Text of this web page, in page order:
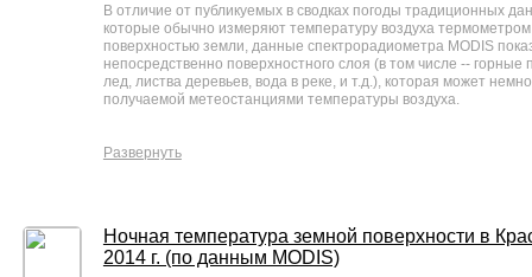
В отличие от публикуемых в сводках погоды традиционных
которые обычно измеряют температуру воздуха
поверхностью земли, данные спектрорадиометра MODIS
непосредственно поверхностного слоя (в том числе --
лед, листва деревьев, вода в реке, и т.д.), которая может
получаемой метеостанциями температуры воздуха.
Развернуть
Ночная температура земной поверхности в
2014 г. (по данным MODIS)